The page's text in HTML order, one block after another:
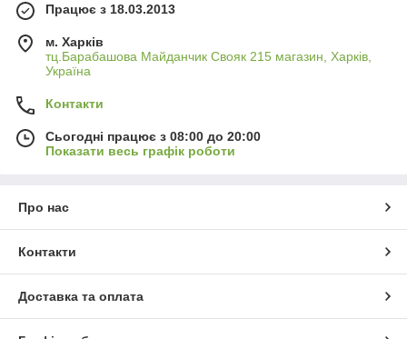
Працює з 18.03.2013
м. Харків
тц.Барабашова Майданчик Свояк 215 магазин, Харків,
Україна
Контакти
Сьогодні працює з 08:00 до 20:00
Показати весь графік роботи
Про нас
Контакти
Доставка та оплата